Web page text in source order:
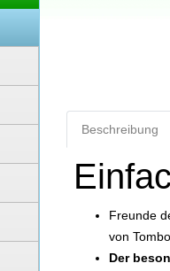
Beschreibung
Freunde
von
Der